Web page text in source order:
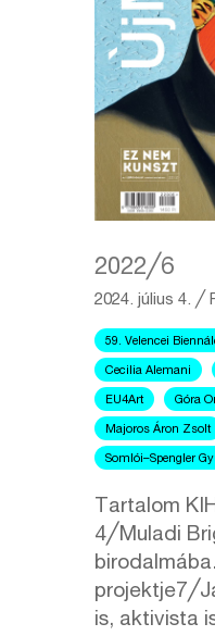
2022╱6
2024. július 4. ╱
59. Velencei
Cecilia Alemani
EU4Art Góra
Majoros Áron Zsolt
Somlói–Spengler
Tartalom
4╱Muladi
is, aktivista